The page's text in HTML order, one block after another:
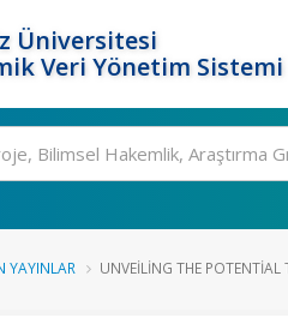
Üniversitesi
Veri Yönetim Sistemi
YAYINLAR UNVEILING THE POTENTIAL